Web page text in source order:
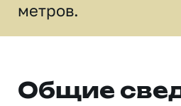
метров.
Общие